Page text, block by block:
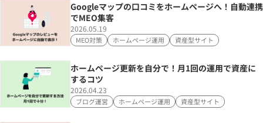
Googleマップの口コミをホームページへ！自動連携
でMEO集客
2026.05.19
MEO対策 ホームページ運用 資産型サイト
ホームページ更新を自分で！月1回の運用で資産に
するコツ
2026.04.23
ブログ運営 ホームページ運用 資産型サイト